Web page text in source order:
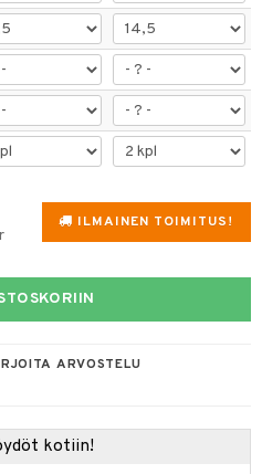
ILMAINEN TOIMITUS!
ARVOSTELU
kotiin!